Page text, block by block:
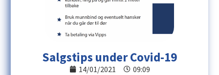
Salgstips under Covid-19
14/01/2021 09:09